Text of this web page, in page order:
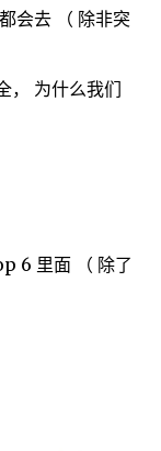
会去 （ 除非突
， 为什么我们
6 里面 （ 除了